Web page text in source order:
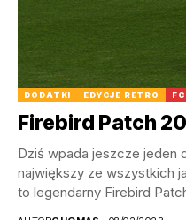
DODATKI EDYCJE RETRO
Firebird Patch
Dziś wpada jeszcze jeden
największy ze wszystkich
to legendarny Firebird